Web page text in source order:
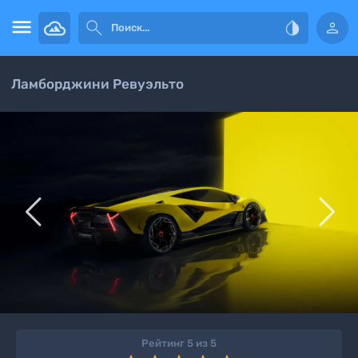
   
Ламборджини Ревуэльто
 
Рейтинг 5 из 5